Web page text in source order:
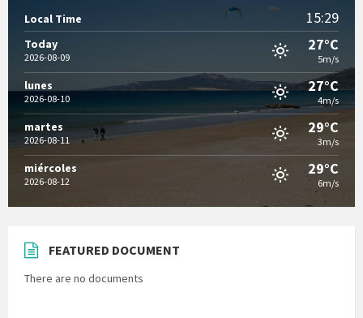
Local Time 15:29
Today
2026-08-09
27°C
5m/s
lunes
2026-08-10
27°C
4m/s
martes
2026-08-11
29°C
3m/s
miércoles
2026-08-12
29°C
6m/s
FEATURED DOCUMENT
There are no documents